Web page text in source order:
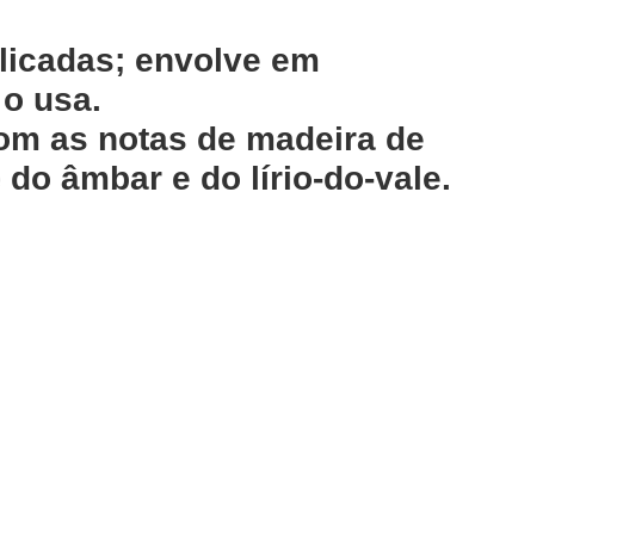
envolve em
usa.
as notas de madeira de
âmbar e do lírio-do-vale.